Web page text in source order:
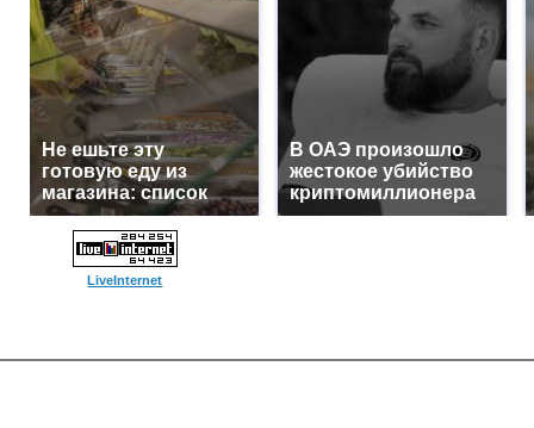
Не ешьте эту
готовую еду из
магазина: список
В ОАЭ произошло
жестокое убийство
криптомиллионера
LiveInternet